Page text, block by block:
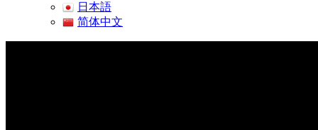
日本語
简体中文